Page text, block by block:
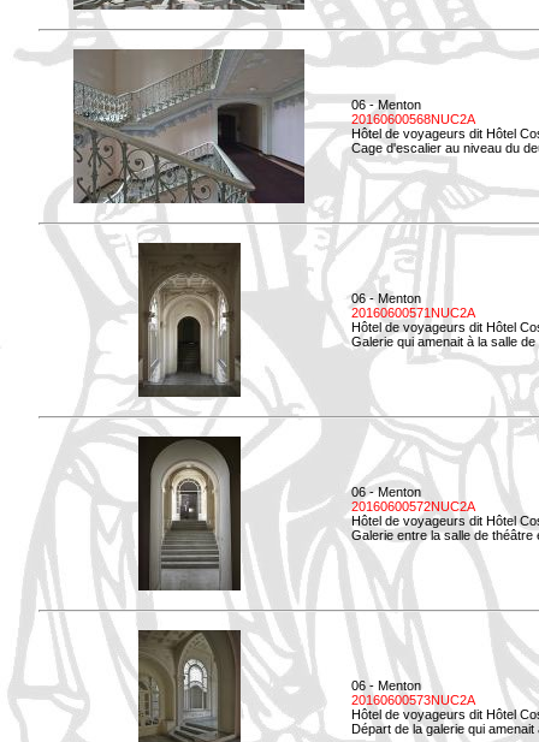
06 - Menton
20160600568NUC2A
Hôtel de voyageurs dit Hôtel
Cage d'escalier au niveau du
06 - Menton
20160600571NUC2A
Hôtel de voyageurs dit Hôtel
Galerie qui amenait à la salle de
06 - Menton
20160600572NUC2A
Hôtel de voyageurs dit Hôtel
Galerie entre la salle de théâtre
06 - Menton
20160600573NUC2A
Hôtel de voyageurs dit Hôtel
Départ de la galerie qui